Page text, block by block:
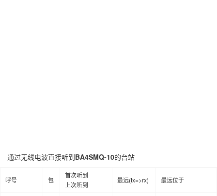
通过无线电波直接听到BA4SMQ-10的台站
呼号 包
首次听到
上次听到
最远(tx=>rx) 最远位于